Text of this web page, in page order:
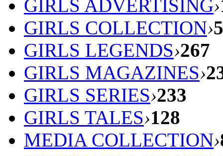
GIRLS ADVERTISING›
GIRLS COLLECTION›
GIRLS LEGENDS›267
GIRLS MAGAZINES›
GIRLS SERIES›233
GIRLS TALES›128
MEDIA COLLECTION›